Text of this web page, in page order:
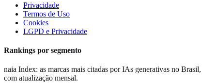
Privacidade
Termos de Uso
Cookies
LGPD e Privacidade
Rankings por segmento
naia Index: as marcas mais citadas por IAs generativas no Brasil,
com atualização mensal.